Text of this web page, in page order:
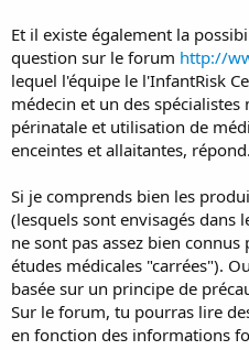
Et il existe également la
question sur le forum http://
lequel l'équipe le l'InfantRisk
médecin et un des
périnatale et utilisation de
enceintes et allaitantes, répond.
Si je comprends bien les
(lesquels sont envisagés dans
ne sont pas assez bien
études médicales "carrées").
basée sur un principe de
Sur le forum, tu pourras lire
en fonction des informations